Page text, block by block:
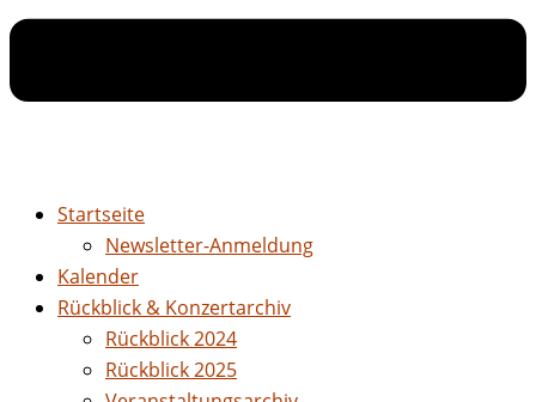
Startseite
Newsletter-Anmeldung
Kalender
Rückblick & Konzertarchiv
Rückblick 2024
Rückblick 2025